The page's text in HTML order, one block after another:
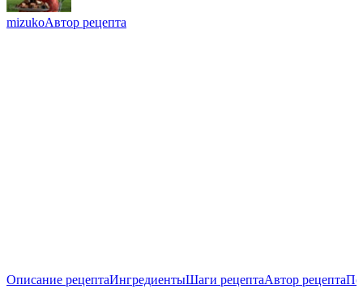
mizukoАвтор рецепта
Описание рецептаИнгредиентыШаги рецептаАвтор рецепта